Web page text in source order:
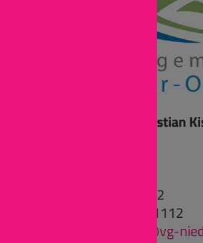
Ansprechpartner: Kristian
Tel: (06136) 69-11112
Fax: (06136) 69-1611112
ausbildungsleitung@vg-